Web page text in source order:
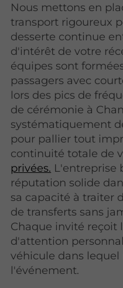
Nous mettons en
transport rigoureux
desserte continue
d'intérêt de votre
équipes sont
passagers avec
lors des pics de
de cérémonie à
systématiquement
pour pallier tout
continuité totale de
privées. L'entreprise
réputation solide
sa capacité à traiter
de transferts sans
Chaque invité reçoit
d'attention
véhicule dans
l'événement.